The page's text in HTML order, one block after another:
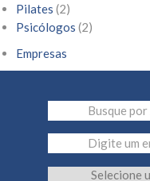
Pilates (2)
Psicólogos (2)
Empresas